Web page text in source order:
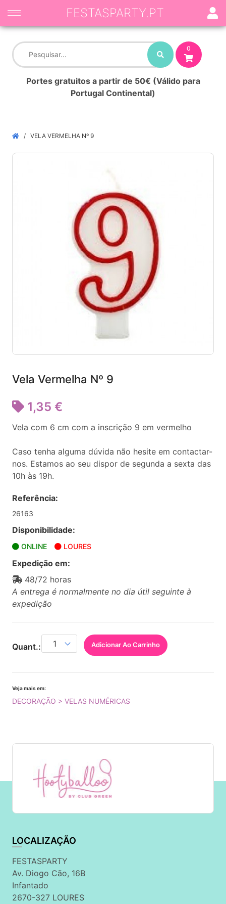
0
Portes gratuitos a partir de 50€ (Válido para
Portugal Continental)
FESTASPARTY.PT
VELA VERMELHA Nº 9
Vela Vermelha Nº 9
1,35 €
Vela com 6 cm com a inscrição 9 em vermelho
Caso tenha alguma dúvida não hesite em contactar-
nos. Estamos ao seu dispor de segunda a sexta das
10h às 19h.
Referência:
26163
Disponibilidade:
ONLINE LOURES
Expedição em:
48/72 horas
A entrega é normalmente no dia útil seguinte à
expedição
Quant.: Adicionar Ao Carrinho
Veja mais em:
DECORAÇÃO > VELAS NUMÉRICAS
LOCALIZAÇÃO
FESTASPARTY
Av. Diogo Cão, 16B
Infantado
2670-327 LOURES